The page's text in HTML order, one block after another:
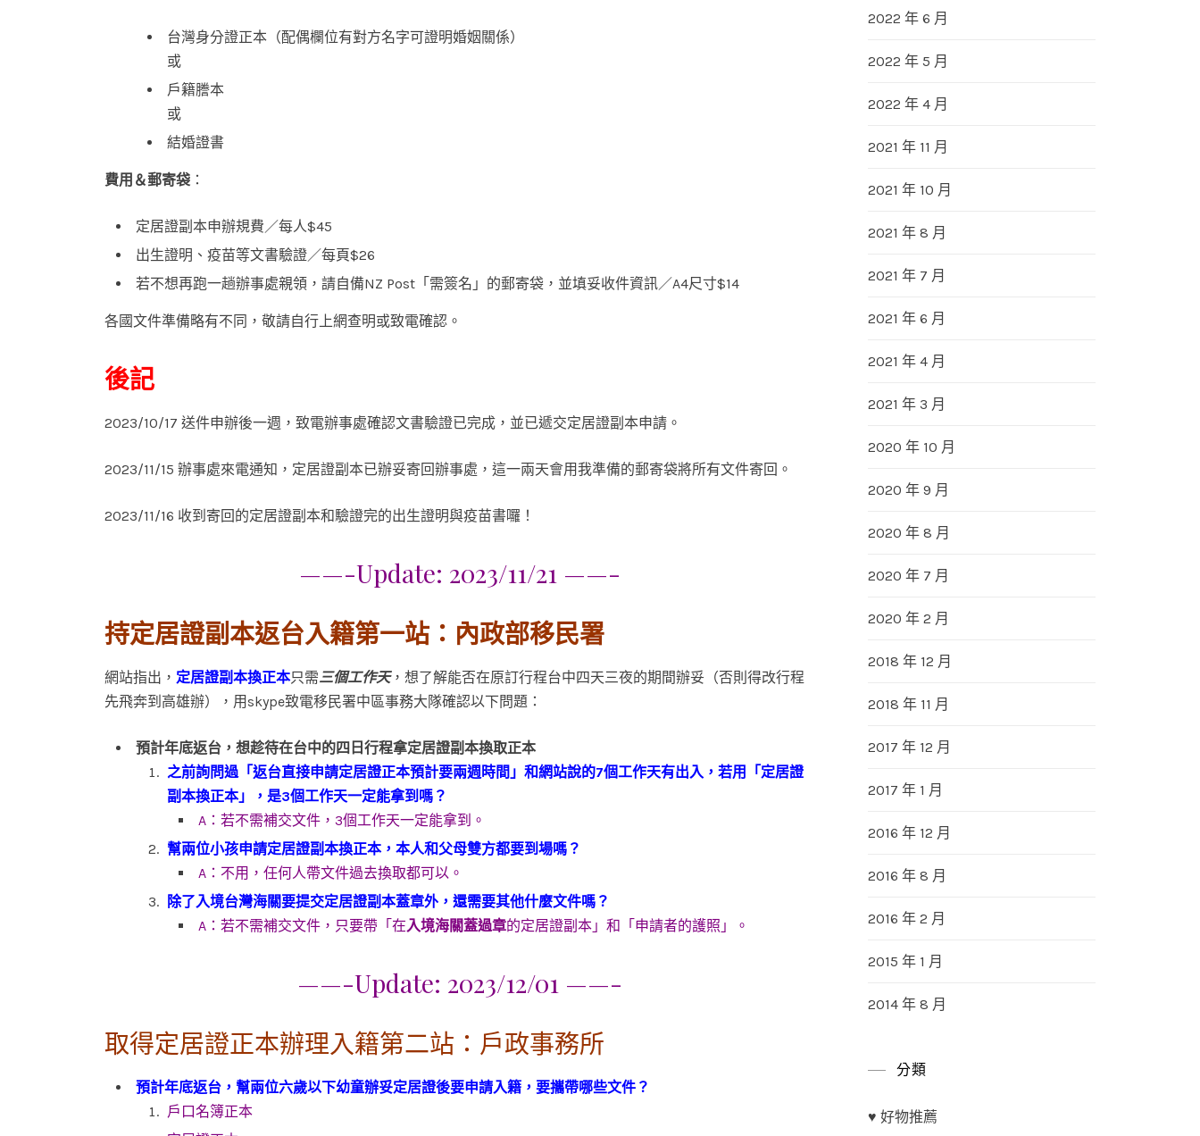
台灣身分證正本（配偶欄位有對方名字可證明婚姻關係）
或
戶籍謄本
或
結婚證書
費用＆郵寄袋 ：
定居證副本申辦規費／每人$45
出生證明、疫苗等文書驗證／每頁$26
若不想再跑一趟辦事處親領，請自備NZ Post「需簽名」的郵寄袋，並填妥收件資訊／A4尺寸$14
各國文件準備略有不同，敬請自行上網查明或致電確認。
後記
2023/10/17 送件申辦後一週，致電辦事處確認文書驗證已完成，並已遞交定居證副本申請。
2023/11/15 辦事處來電通知，定居證副本已辦妥寄回辦事處，這一兩天會用我準備的郵寄袋將所有文件寄回。
2023/11/16 收到寄回的定居證副本和驗證完的出生證明與疫苗書囉！
——-Update: 2023/11/21 ——-
持定居證副本返台入籍第一站：內政部移民署
網站指出， 定居證副本換正本只需三個工作天，想了解能否在原訂行程台中四天三夜的期間辦妥（否則得改行程
先飛奔到高雄辦），用skype致電移民署中區事務大隊確認以下問題：
預計年底返台，想趁待在台中的四日行程拿定居證副本換取正本
之前詢問過「返台直接申請定居證正本預計要兩週時間」和網站說的7個工作天有出入，若用「定居證
副本換正本」，是3個工作天一定能拿到嗎？
A：若不需補交文件，3個工作天一定能拿到。
幫兩位小孩申請定居證副本換正本，本人和父母雙方都要到場嗎？
A：不用，任何人帶文件過去換取都可以。
除了入境台灣海關要提交定居證副本蓋章外，還需要其他什麼文件嗎？
A：若不需補交文件，只要帶「在入境海關蓋過章的定居證副本」和「申請者的護照」。
——-Update: 2023/12/01 ——-
取得定居證正本辦理入籍第二站：戶政事務所
預計年底返台，幫兩位六歲以下幼童辦妥定居證後要申請入籍，要攜帶哪些文件？
戶口名簿正本
2022 年 6 月
2022 年 5 月
2022 年 4 月
2021 年 11 月
2021 年 10 月
2021 年 8 月
2021 年 7 月
2021 年 6 月
2021 年 4 月
2021 年 3 月
2020 年 10 月
2020 年 9 月
2020 年 8 月
2020 年 7 月
2020 年 2 月
2018 年 12 月
2018 年 11 月
2017 年 12 月
2017 年 1 月
2016 年 12 月
2016 年 8 月
2016 年 2 月
2015 年 1 月
2014 年 8 月
分類
♥ 好物推薦